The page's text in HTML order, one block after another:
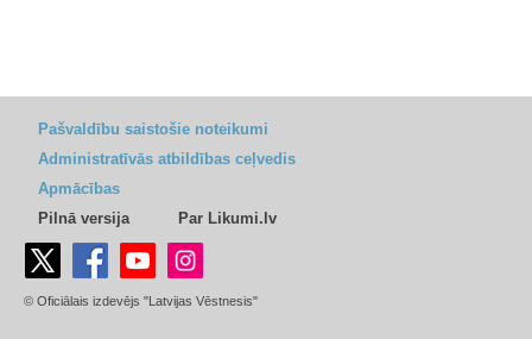
Pašvaldību saistošie noteikumi
Administratīvās atbildības ceļvedis
Apmācības
Pilnā versija
Par Likumi.lv
© Oficiālais izdevējs "Latvijas Vēstnesis"